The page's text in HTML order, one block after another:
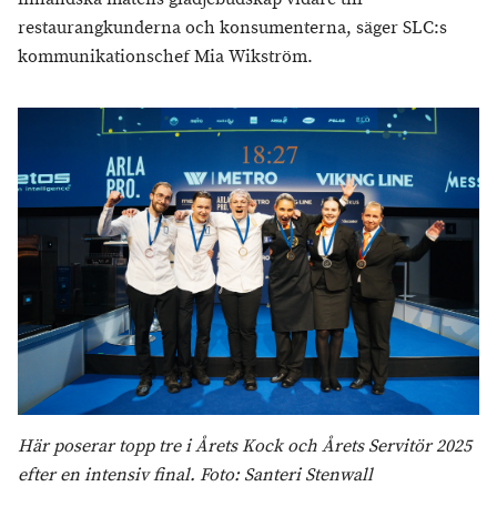
restaurangkunderna och konsumenterna, säger SLC:s
kommunikationschef Mia Wikström.
Här poserar topp tre i Årets Kock och Årets Servitör 2025
efter en intensiv final. Foto: Santeri Stenwall